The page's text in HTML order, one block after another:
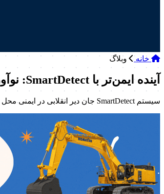
خانه وبلاگ
آینده ایمن‌تر با SmartDetect: نوآوری شگفت‌انگیز جان دیر
سیستم SmartDetect جان دیر انقلابی در ایمنی محل کار ایجاد کرده و با ترکیب هوش مصنوعی و فناوری پیشرفته، خطرات را شناسایی و از حوادث جلوگیری می‌کند.